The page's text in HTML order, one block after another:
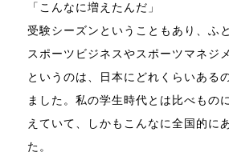
「こんなに増えたんだ」
受験シーズンということもあり、ふ
スポーツビジネスやスポーツマネジ
というのは、日本にどれくらいある
ました。私の学生時代とは比べもの
えていて、しかもこんなに全国的に
た。